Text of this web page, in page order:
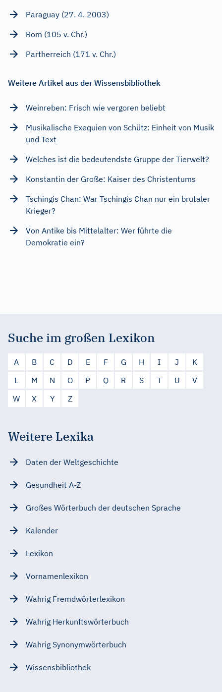
Paraguay (27. 4. 2003)
Rom (105 v. Chr.)
Partherreich (171 v. Chr.)
Weitere Artikel aus der Wissensbibliothek
Weinreben: Frisch wie vergoren beliebt
Musikalische Exequien von Schütz: Einheit von Musik
und Text
Welches ist die bedeutendste Gruppe der Tierwelt?
Konstantin der Große: Kaiser des Christentums
Tschingis Chan: War Tschingis Chan nur ein brutaler
Krieger?
Von Antike bis Mittelalter: Wer führte die
Demokratie ein?
Suche im großen Lexikon
A B C D E F G H I J
K
L
M N O P Q R S T U
V
W
X Y Z
Weitere Lexika
Daten der Weltgeschichte
Gesundheit A-Z
Großes Wörterbuch der deutschen Sprache
Kalender
Lexikon
Vornamenlexikon
Wahrig Fremdwörterlexikon
Wahrig Herkunftswörterbuch
Wahrig Synonymwörterbuch
Wissensbibliothek